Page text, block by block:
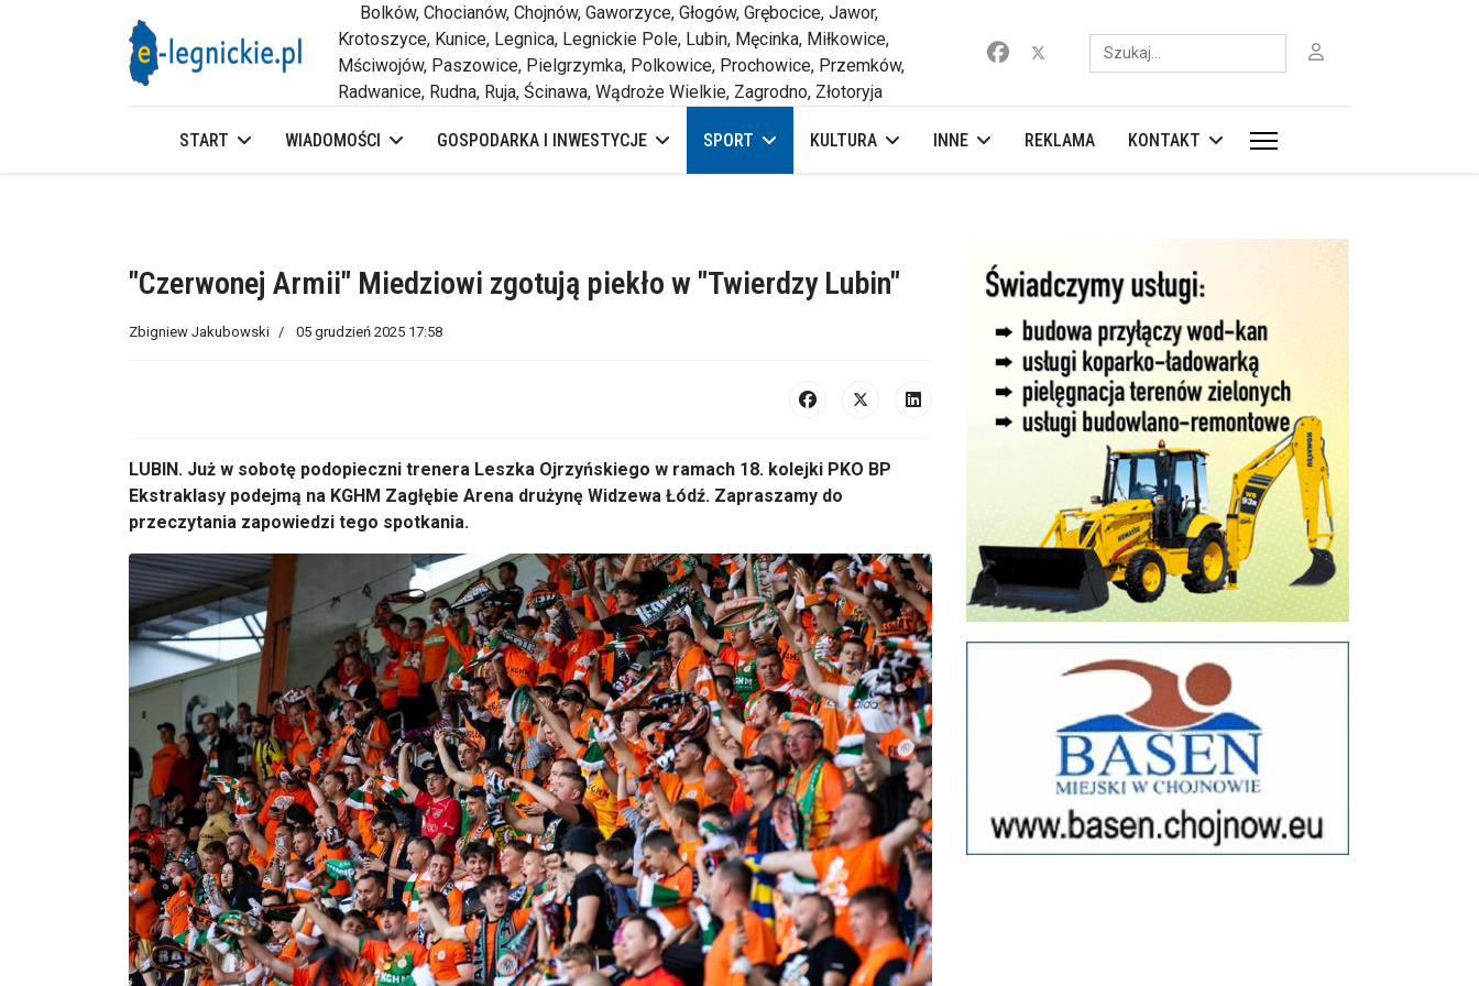
Bolków, Chocianów, Chojnów, Gaworzyce, Głogów, Grębocice, Jawor,
Krotoszyce, Kunice, Legnica, Legnickie Pole, Lubin, Męcinka, Miłkowice,
Mściwojów, Paszowice, Pielgrzymka, Polkowice, Prochowice, Przemków,
Radwanice, Rudna, Ruja, Ścinawa, Wądroże Wielkie, Zagrodno, Złotoryja
Szukaj
START WIADOMOŚCI GOSPODARKA I INWESTYCJE SPORT KULTURA INNE REKLAMA KONTAKT
"Czerwonej Armii" Miedziowi zgotują piekło w "Twierdzy Lubin"
Zbigniew Jakubowski 05 grudzień 2025 17:58
LUBIN. Już w sobotę podopieczni trenera Leszka Ojrzyńskiego w ramach 18. kolejki PKO BP
Ekstraklasy podejmą na KGHM Zagłębie Arena drużynę Widzewa Łódź. Zapraszamy do
przeczytania zapowiedzi tego spotkania.